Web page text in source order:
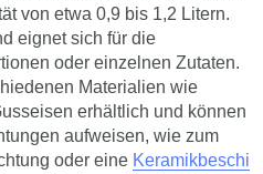
von etwa 0,9 bis 1,2 Litern.
eignet sich für die
oder einzelnen Zutaten.
Materialien wie
erhältlich und können
aufweisen, wie zum
oder eine Keramikbeschi